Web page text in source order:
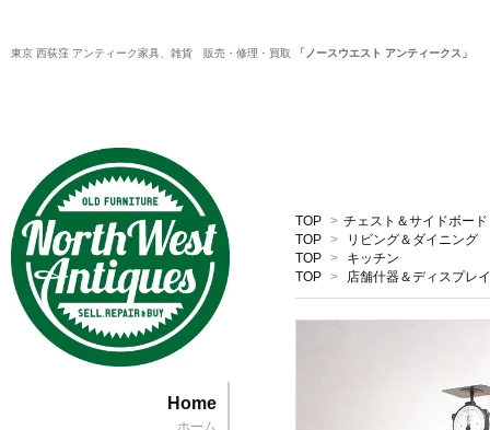
東京 西荻窪 アンティーク家具、雑貨 販売・修理・買取 「ノースウエスト アンティークス」
TOP > チェスト＆サイドボー
TOP >
リビング＆ダイニング
TOP >
キッチン
TOP > 店舗什器＆ディスプレイ
Home
ホーム